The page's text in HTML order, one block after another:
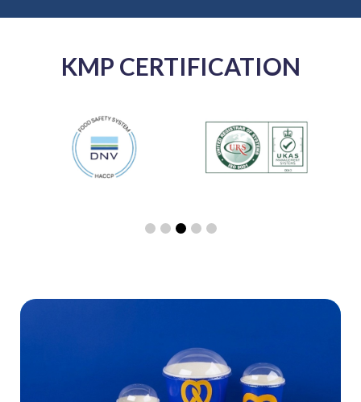
KMP CERTIFICATION